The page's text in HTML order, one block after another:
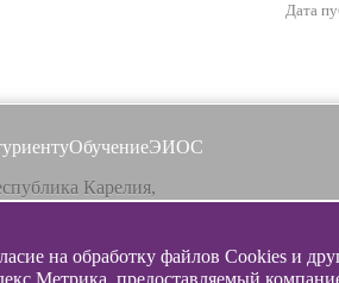
Дата
ОбучениеЭИОС
Карелия,
/ факс
Эл. почта
на обработку файлов Cookies и
Метрика, предоставляемый